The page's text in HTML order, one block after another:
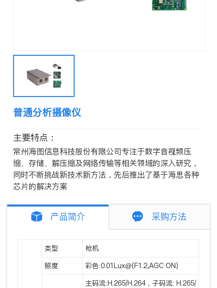
普通分析摄像仪
主要特点：
常州海图信息科技股份有限公司专注于数字音视频压
缩、存储、解压缩及网络传输等相关领域的深入研究，
同时不断挑战新技术新方法，先后推出了基于海思各种
芯片的解决方案
产品简介 采购方法
类型 枪机
照度 彩色:0.01Lux@(F1.2,AGC ON)
主码流:H.265/H.264，子码流: H.265/